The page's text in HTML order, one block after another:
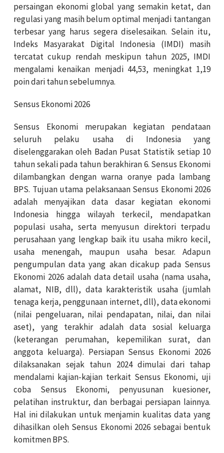
persaingan ekonomi global yang semakin ketat, dan
regulasi yang masih belum optimal menjadi tantangan
terbesar yang harus segera diselesaikan. Selain itu,
Indeks Masyarakat Digital Indonesia (IMDI) masih
tercatat cukup rendah meskipun tahun 2025, IMDI
mengalami kenaikan menjadi 44,53, meningkat 1,19
poin dari tahun sebelumnya.
Sensus Ekonomi 2026
Sensus Ekonomi merupakan kegiatan pendataan
seluruh pelaku usaha di Indonesia yang
diselenggarakan oleh Badan Pusat Statistik setiap 10
tahun sekali pada tahun berakhiran 6. Sensus Ekonomi
dilambangkan dengan warna oranye pada lambang
BPS. Tujuan utama pelaksanaan Sensus Ekonomi 2026
adalah menyajikan data dasar kegiatan ekonomi
Indonesia hingga wilayah terkecil, mendapatkan
populasi usaha, serta menyusun direktori terpadu
perusahaan yang lengkap baik itu usaha mikro kecil,
usaha menengah, maupun usaha besar. Adapun
pengumpulan data yang akan dicakup pada Sensus
Ekonomi 2026 adalah data detail usaha (nama usaha,
alamat, NIB, dll), data karakteristik usaha (jumlah
tenaga kerja, penggunaan internet, dll), data ekonomi
(nilai pengeluaran, nilai pendapatan, nilai, dan nilai
aset), yang terakhir adalah data sosial keluarga
(keterangan perumahan, kepemilikan surat, dan
anggota keluarga). Persiapan Sensus Ekonomi 2026
dilaksanakan sejak tahun 2024 dimulai dari tahap
mendalami kajian-kajian terkait Sensus Ekonomi, uji
coba Sensus Ekonomi, penyusunan kuesioner,
pelatihan instruktur, dan berbagai persiapan lainnya.
Hal ini dilakukan untuk menjamin kualitas data yang
dihasilkan oleh Sensus Ekonomi 2026 sebagai bentuk
komitmen BPS.